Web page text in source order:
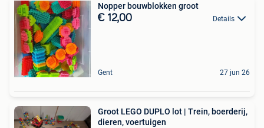
Nopper bouwblokken groot
€ 12,00 Details
Gent 27 jun 26
Groot LEGO DUPLO lot | Trein, boerderij,
dieren, voertuigen